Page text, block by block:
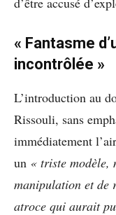
« Fantasme
incontrôlée »
L’introduction au
Rissouli, sans
immédiatement
un « triste modèle,
manipulation et de
atroce qui aurait